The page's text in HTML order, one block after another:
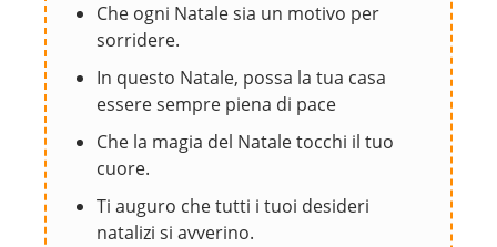
Che ogni Natale sia un motivo per
sorridere.
In questo Natale, possa la tua casa
essere sempre piena di pace
Che la magia del Natale tocchi il tuo
cuore.
Ti auguro che tutti i tuoi desideri
natalizi si avverino.